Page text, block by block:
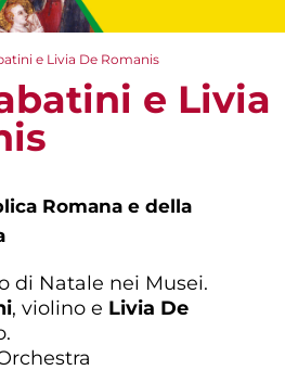
e Livia De Romanis
e Livia
Romana e della
di Natale nei Musei.
, violino e Livia De